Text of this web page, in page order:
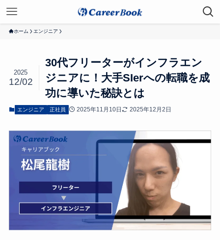
ホーム エンジニア
30代フリーターがインフラエン
ジニアに！大手SIerへの転職を成
功に導いた秘訣とは
2025
12/02
エンジニア 正社員 2025年11月10日 2025年12月2日